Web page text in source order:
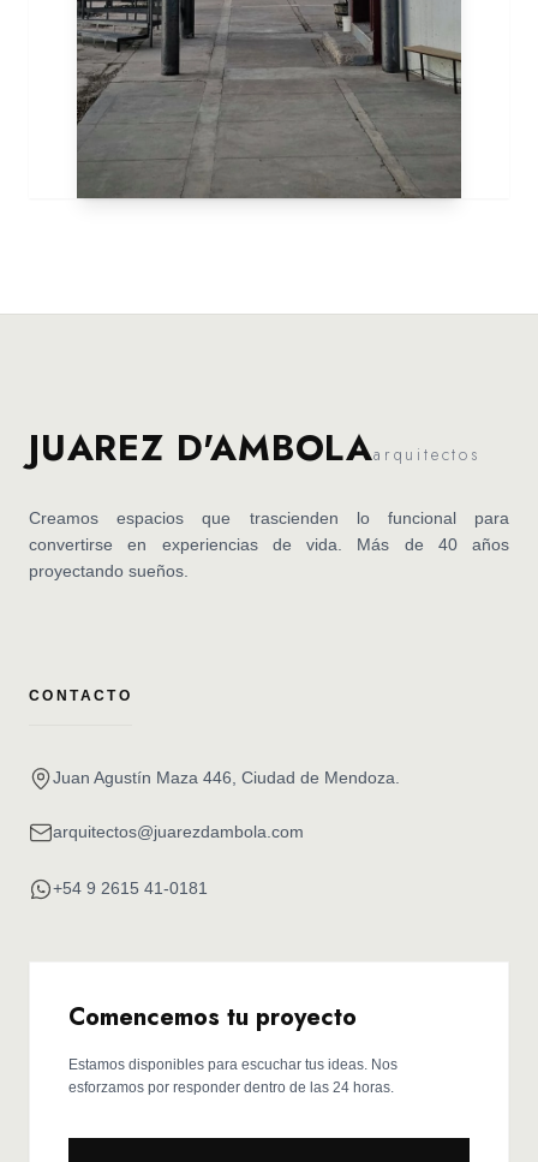
JUAREZ D'AMBOLAarquitectos
Creamos espacios que trascienden lo funcional para
convertirse en experiencias de vida. Más de 40 años
proyectando sueños.
CONTACTO
Juan Agustín Maza 446, Ciudad de Mendoza.
arquitectos@juarezdambola.com
+54 9 2615 41-0181
Comencemos tu proyecto
Estamos disponibles para escuchar tus ideas. Nos
esforzamos por responder dentro de las 24 horas.